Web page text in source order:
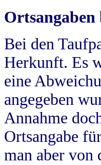
Ortsangaben
Bei den
Herkunft. Es
eine
angegeben
Annahme
Ortsangabe
man aber von